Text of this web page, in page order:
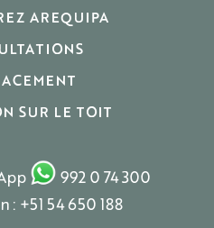
AREQUIPA
SUR LE TOIT
992 0 74 300
: +51 54 650 188